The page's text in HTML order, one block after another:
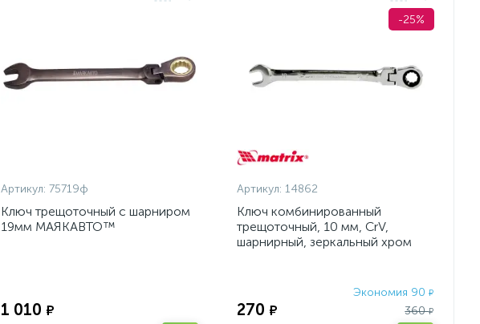
Артикул: 75719ф
Ключ трещоточный с шарниром
19мм МАЯКАВТО™
1 010 ₽
-25%
Артикул: 14862
Ключ комбинированный
трещоточный, 10 мм, CrV,
шарнирный, зеркальный хром
Экономия 90₽
270 ₽ 360₽